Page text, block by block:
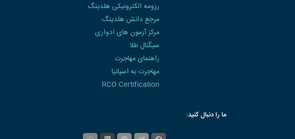
رزومه الکترونیکی هلدینگ
مرجع دانش هلدینگ
مرکز آزمون های ادواری
سیگنال طلا
راهنمای مهاجرت
مهاجرت به اسپانیا
RCO Certification
ما را دنبال کنید: